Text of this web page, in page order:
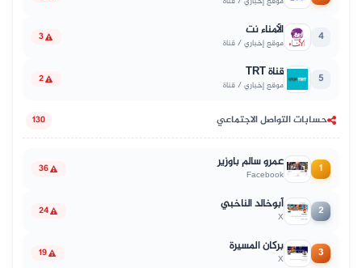
4 الأمناء نت
موقع إخباري / قناة 3
5 قناة TRT
موقع إخباري / قناة 2
حسابات التواصل الاجتماعي 130
1 عمرو سالم باوزير
Facebook
36
2 أبوخالد الناخبي
X
24
3 بركان المسيرة
X
19